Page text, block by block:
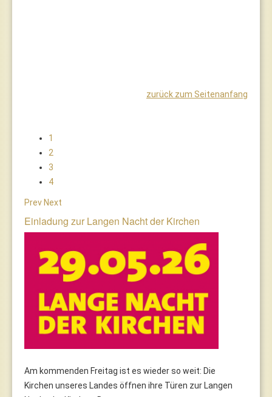
zurück zum Seitenanfang
1
2
3
4
Prev Next
Einladung zur Langen Nacht der Kirchen
Am kommenden Freitag ist es wieder so weit: Die
Kirchen unseres Landes öffnen ihre Türen zur Langen